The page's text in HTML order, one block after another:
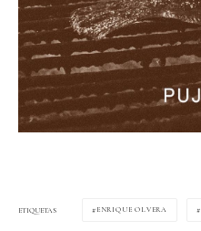
ETIQUETAS ENRIQUE OLVERA